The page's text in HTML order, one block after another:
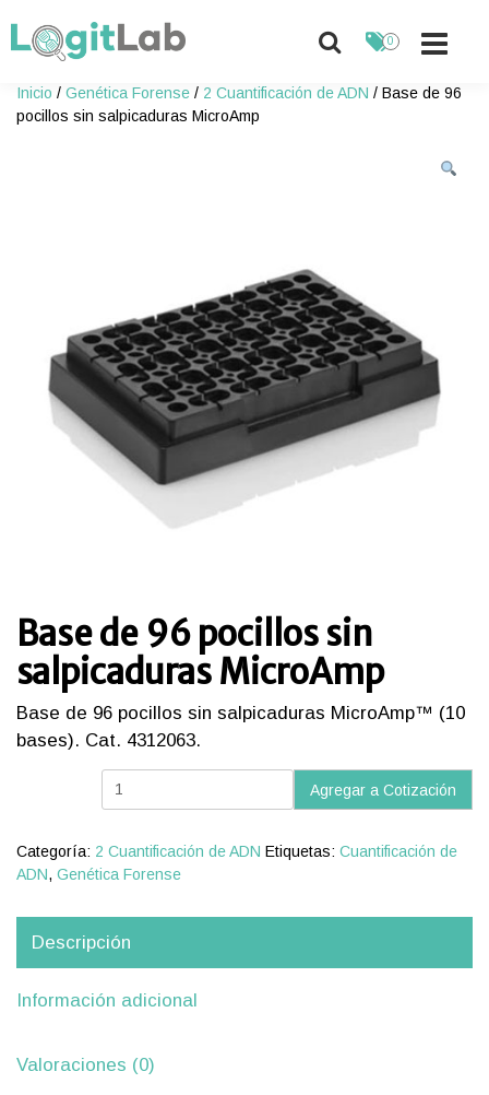
Skip
0
Inicio / Genética Forense / 2 Cuantificación de ADN / Base de 96
pocillos sin salpicaduras MicroAmp
Base de 96 pocillos sin
salpicaduras MicroAmp
Base de 96 pocillos sin salpicaduras MicroAmp™ (10
bases). Cat. 4312063.
pocillos
sin
MicroAmp
cantidad
Agregar a Cotización
Categoría: 2 Cuantificación de ADN Etiquetas: Cuantificación de
ADN, Genética Forense
Descripción
Información adicional
Valoraciones (0)